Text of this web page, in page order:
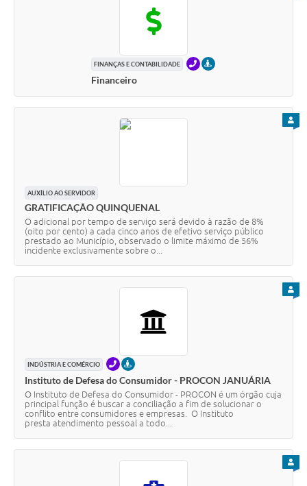
FINANÇAS E CONTABILIDADE TELEFONEPRESENCIAL
Financeiro
AUXÍLIO AO SERVIDOR
GRATIFICAÇÃO QUINQUENAL
O adicional por tempo de serviço será devido à razão de 8%
(oito por cento) a cada cinco anos de efetivo serviço público
prestado ao Município, observado o limite máximo de 56%
incidente exclusivamente sobre o...
INDÚSTRIA E COMÉRCIO TELEFONEPRESENCIAL
Instituto de Defesa do Consumidor - PROCON JANUÁRIA
O Instituto de Defesa do Consumidor - PROCON é um órgão cuja
principal função é buscar a conciliação a fim de solucionar o
conflito entre consumidores e empresas. O Instituto
presta atendimento pessoal a todo...